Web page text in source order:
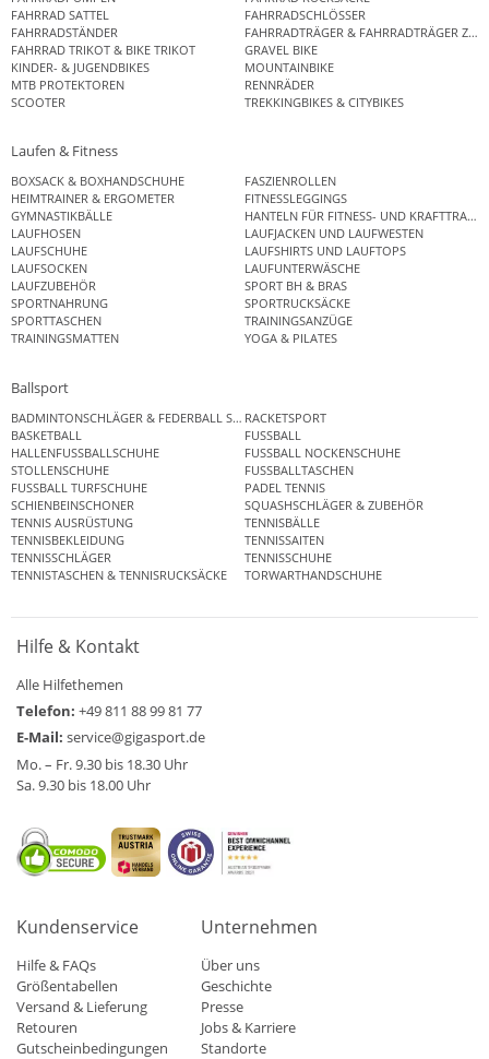
FAHRRAD SATTEL
FAHRRADSCHLÖSSER
FAHRRADSTÄNDER
FAHRRADTRÄGER & FAHRRADTRÄGER
FAHRRAD TRIKOT & BIKE TRIKOT
GRAVEL BIKE
KINDER- & JUGENDBIKES
MOUNTAINBIKE
MTB PROTEKTOREN
RENNRÄDER
SCOOTER
TREKKINGBIKES & CITYBIKES
Laufen & Fitness
BOXSACK & BOXHANDSCHUHE
FASZIENROLLEN
HEIMTRAINER & ERGOMETER
FITNESSLEGGINGS
GYMNASTIKBÄLLE
HANTELN FÜR FITNESS- UND
LAUFHOSEN
LAUFJACKEN UND LAUFWESTEN
LAUFSCHUHE
LAUFSHIRTS UND LAUFTOPS
LAUFSOCKEN
LAUFUNTERWÄSCHE
LAUFZUBEHÖR
SPORT BH & BRAS
SPORTNAHRUNG
SPORTRUCKSÄCKE
SPORTTASCHEN
TRAININGSANZÜGE
TRAININGSMATTEN
YOGA & PILATES
Ballsport
BADMINTONSCHLÄGER & FEDERBALL SETSRACKETSPORT
BASKETBALL
FUSSBALL
HALLENFUSSBALLSCHUHE
FUSSBALL NOCKENSCHUHE
STOLLENSCHUHE
FUSSBALLTASCHEN
FUSSBALL TURFSCHUHE
PADEL TENNIS
SCHIENBEINSCHONER
SQUASHSCHLÄGER & ZUBEHÖR
TENNIS AUSRÜSTUNG
TENNISBÄLLE
TENNISBEKLEIDUNG
TENNISSAITEN
TENNISSCHLÄGER
TENNISSCHUHE
TENNISTASCHEN & TENNISRUCKSÄCKE
TORWARTHANDSCHUHE
Hilfe & Kontakt
Alle Hilfethemen
Telefon: +49 811 88 99 81 77
E-Mail: service@gigasport.de
Mo. – Fr. 9.30 bis 18.30 Uhr
Sa. 9.30 bis 18.00 Uhr
Kundenservice
Hilfe & FAQs
Größentabellen
Versand & Lieferung
Retouren
Gutscheinbedingungen
Unternehmen
Über uns
Geschichte
Presse
Jobs & Karriere
Standorte